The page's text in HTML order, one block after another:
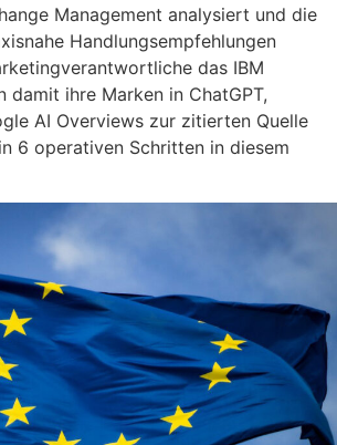
Management analysiert und die
Handlungsempfehlungen
das IBM
damit ihre Marken in ChatGPT,
AI Overviews zur zitierten Quelle
6 operativen Schritten in diesem